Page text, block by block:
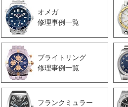
オメガ
修理事例一覧
ブライトリング
修理事例一覧
フランクミュラー